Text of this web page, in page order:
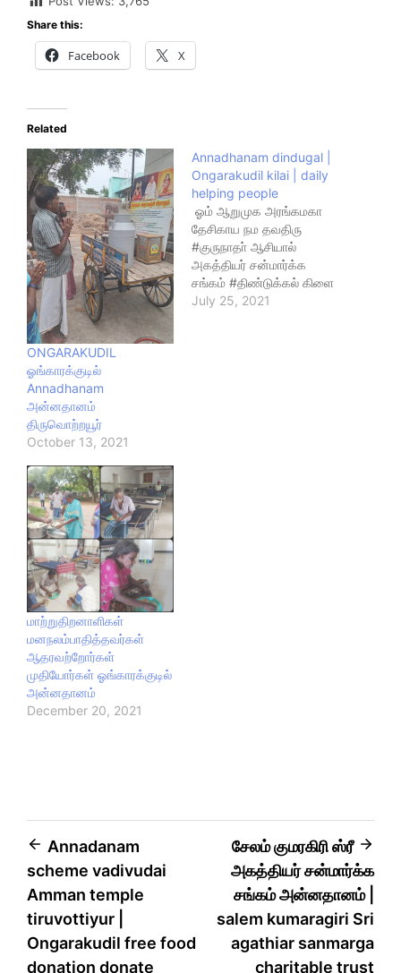
Share this:
Facebook X
Related
ONGARAKUDIL
ஓங்காரக்குடில்
Annadhanam
அன்னதானம்
திருவொற்றயூர்
October 13, 2021
Annadhanam dindugal |
Ongarakudil kilai | daily
helping people
ஓம் ஆறுமுக அரங்கமகா
தேசிகாய நம தவதிரு
#குருநாதா் ஆசியால்
அகத்தியர் சன்மார்க்க
சங்கம் #திண்டுக்கல் கிளை
சங்கத்தில் இன்று (24-07-
July 25, 2021
மாற்றுதிறனாளிகள்
மனநலம்பாதித்தவர்கள்
ஆதரவற்றோர்கள்
முதியோர்கள் ஓங்காரக்குடில்
அன்னதானம்
December 20, 2021
Annadanam
scheme vadivudai
Amman temple
tiruvottiyur |
Ongarakudil free food
donation donate
சேலம் குமரகிரி ஸ்ரீ
அகத்தியர் சன்மார்க்க
சங்கம் அன்னதானம் |
salem kumaragiri Sri
agathiar sanmarga
charitable trust